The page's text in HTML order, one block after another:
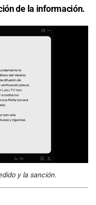
de la información.
y la sanción.